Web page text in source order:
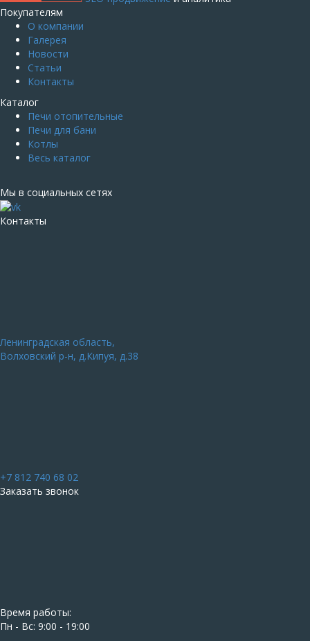
Покупателям
О компании
Галерея
Новости
Статьи
Контакты
Каталог
Печи отопительные
Печи для бани
Котлы
Весь каталог
Мы в социальных сетях
Контакты
Ленинградская область,
Волховский р-н, д.Кипуя, д.38
+7 812 740 68 02
Заказать звонок
Время работы:
Пн - Вс: 9:00 - 19:00